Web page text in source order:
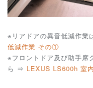
※リアドアの異音低減作業
低減作業 その①
※フロントドア及び助手席
ら ⇒ LEXUS LS600h 室